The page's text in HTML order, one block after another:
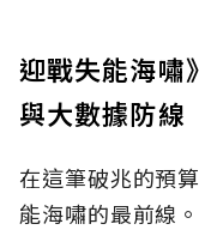
迎戰失能海嘯
與大數據防線
在這筆破兆的預
能海嘯的最前線。